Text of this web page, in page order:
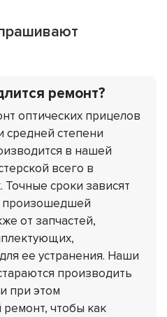
ремонт?
оптических прицелов
средней степени
в нашей
всего в
Точные сроки зависят
произошедшей
от запчастей,
ее устранения. Наши
производить
при этом
чтобы как